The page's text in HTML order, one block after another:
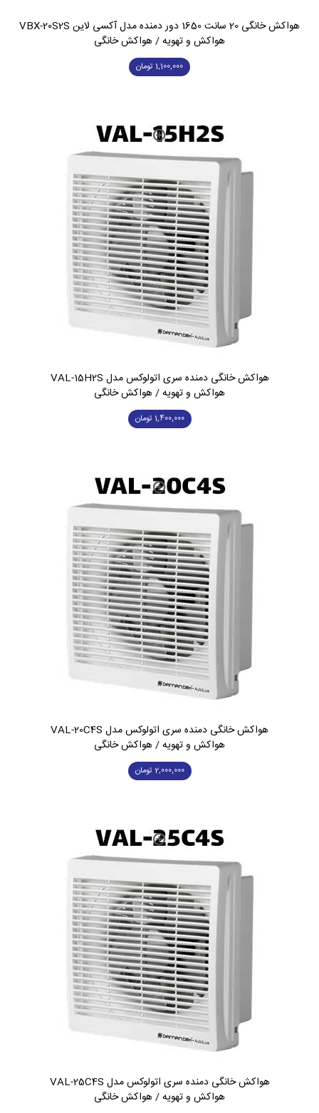
هواکش خانگی 20 سانت 1650 دور دمنده مدل آکسی لاین VBX-20S2S
هواکش و تهویه / هواکش خانگی
1,100,000 تومان
هواکش خانگی دمنده سری اتولوکس مدل VAL-15H2S
هواکش و تهویه / هواکش خانگی
1,400,000 تومان
هواکش خانگی دمنده سری اتولوکس مدل VAL-20C4S
هواکش و تهویه / هواکش خانگی
2,000,000 تومان
هواکش خانگی دمنده سری اتولوکس مدل VAL-25C4S
هواکش و تهویه / هواکش خانگی